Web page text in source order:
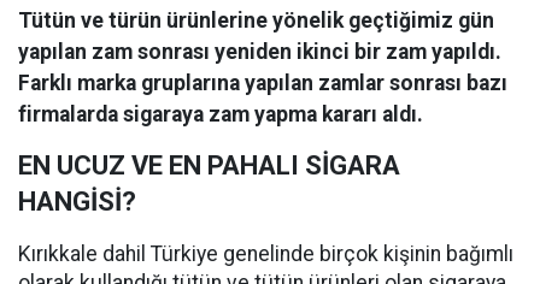
Tütün ve türün ürünlerine yönelik geçtiğimiz gün
yapılan zam sonrası yeniden ikinci bir zam yapıldı.
Farklı marka gruplarına yapılan zamlar sonrası bazı
firmalarda sigaraya zam yapma kararı aldı.
EN UCUZ VE EN PAHALI SİGARA
HANGİSİ?
Kırıkkale dahil Türkiye genelinde birçok kişinin bağımlı